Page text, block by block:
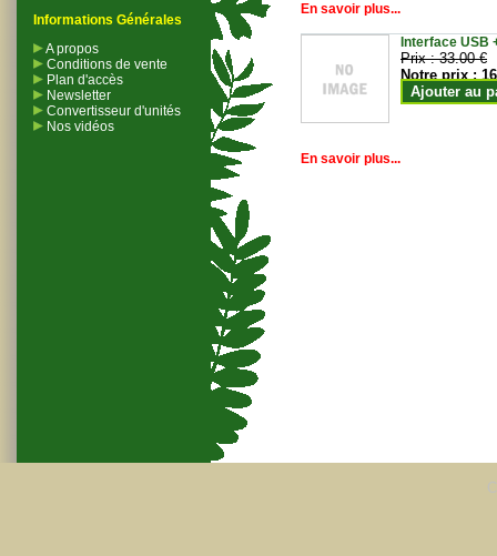
Informations Générales
A propos
Conditions de vente
Plan d'accès
Newsletter
Convertisseur d'unités
Nos vidéos
En savoir plus...
Interface USB
Prix :33.00 €
Notre prix :
Ajouter au
En savoir plus...